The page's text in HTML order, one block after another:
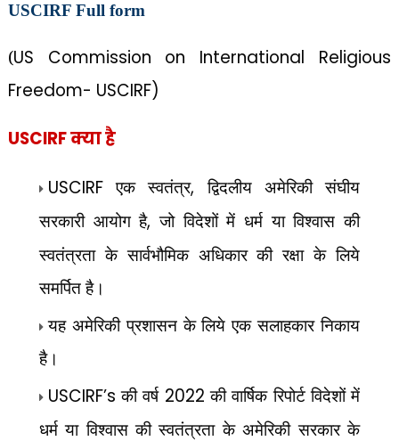
USCIRF Full form
(US Commission on International Religious
Freedom- USCIRF)
USCIRF क्या है
USCIRFएक स्वतंत्र,द्विदलीय अमेरिकी संघीय
सरकारी आयोग है,जो विदेशों में धर्म या विश्वास की
स्वतंत्रता के सार्वभौमिक अधिकार की रक्षा के लिये
समर्पित है।
यह अमेरिकी प्रशासन के लिये एक सलाहकार निकाय
है।
USCIRF’sकी वर्ष 2022 की वार्षिक रिपोर्ट विदेशों में
धर्म या विश्वास की स्वतंत्रता के अमेरिकी सरकार के